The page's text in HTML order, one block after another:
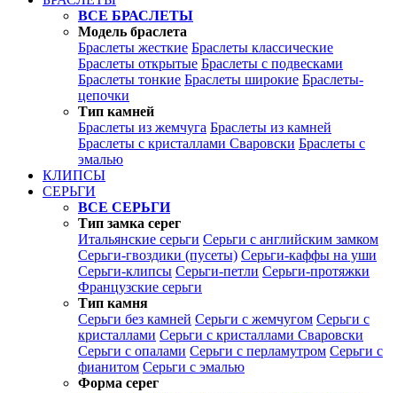
ВСЕ БРАСЛЕТЫ
Модель браслета
Браслеты жесткие Браслеты классические
Браслеты открытые Браслеты с подвесками
Браслеты тонкие Браслеты широкие Браслеты-
цепочки
Тип камней
Браслеты из жемчуга Браслеты из камней
Браслеты с кристаллами Сваровски Браслеты с
эмалью
КЛИПСЫ
СЕРЬГИ
ВСЕ СЕРЬГИ
Тип замка серег
Итальянские серьги Серьги с английским замком
Серьги-гвоздики (пусеты) Серьги-каффы на уши
Серьги-клипсы Серьги-петли Серьги-протяжки
Французские серьги
Тип камня
Серьги без камней Серьги с жемчугом Серьги с
кристаллами Серьги с кристаллами Сваровски
Серьги с опалами Серьги с перламутром Серьги с
фианитом Серьги с эмалью
Форма серег